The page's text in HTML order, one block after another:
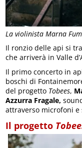
La violinista Marna
Il ronzio delle api si
che arriverà in Valle
Il primo concerto in
boschi di
del progetto Tobees,
Azzurra Fragale,
attraverso microfoni
Il progetto